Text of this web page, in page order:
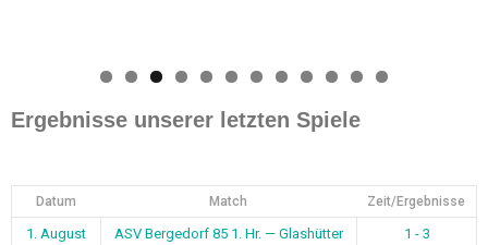
0 1 2
Ergebnisse unserer letzten Spiele
Datum Match Zeit/Ergebnisse
1. August
ASV Bergedorf 85 1. Hr. — Glashütter
1 - 3